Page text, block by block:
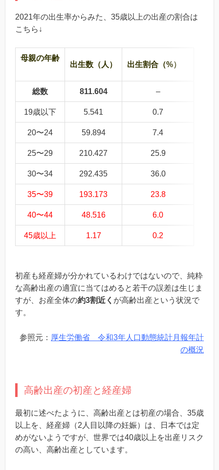
2021年の出生率からみた、35歳以上の出産の割合は
こちら↓
母親の年齢
出生数（人） 出生割合（%）
総数 811.604 –
19歳以下 5.541 0.7
20〜24 59.894 7.4
25〜29 210.427 25.9
30〜34 292.435 36.0
35〜39 193.173 23.8
40〜44 48.516 6.0
45歳以上 1.17 0.2
初産も経産婦が分かれているわけではないので、純粋
な高齢出産の適宜に当てはめると若干の誤差は生じま
すが、 お産全体の約3割近く が高齢出産という状況で
す。
参照元： 厚生労働省 令和3年人口動態統計月報年計
の概況
高齢出産の初産と経産婦
最初に述べたように、高齢出産とは初産の場合、35歳
以上を、経産婦（2人目以降の妊娠）は、日本では定
めがないようですが、世界では40歳以上を出産リスク
の高い、高齢出産としています。